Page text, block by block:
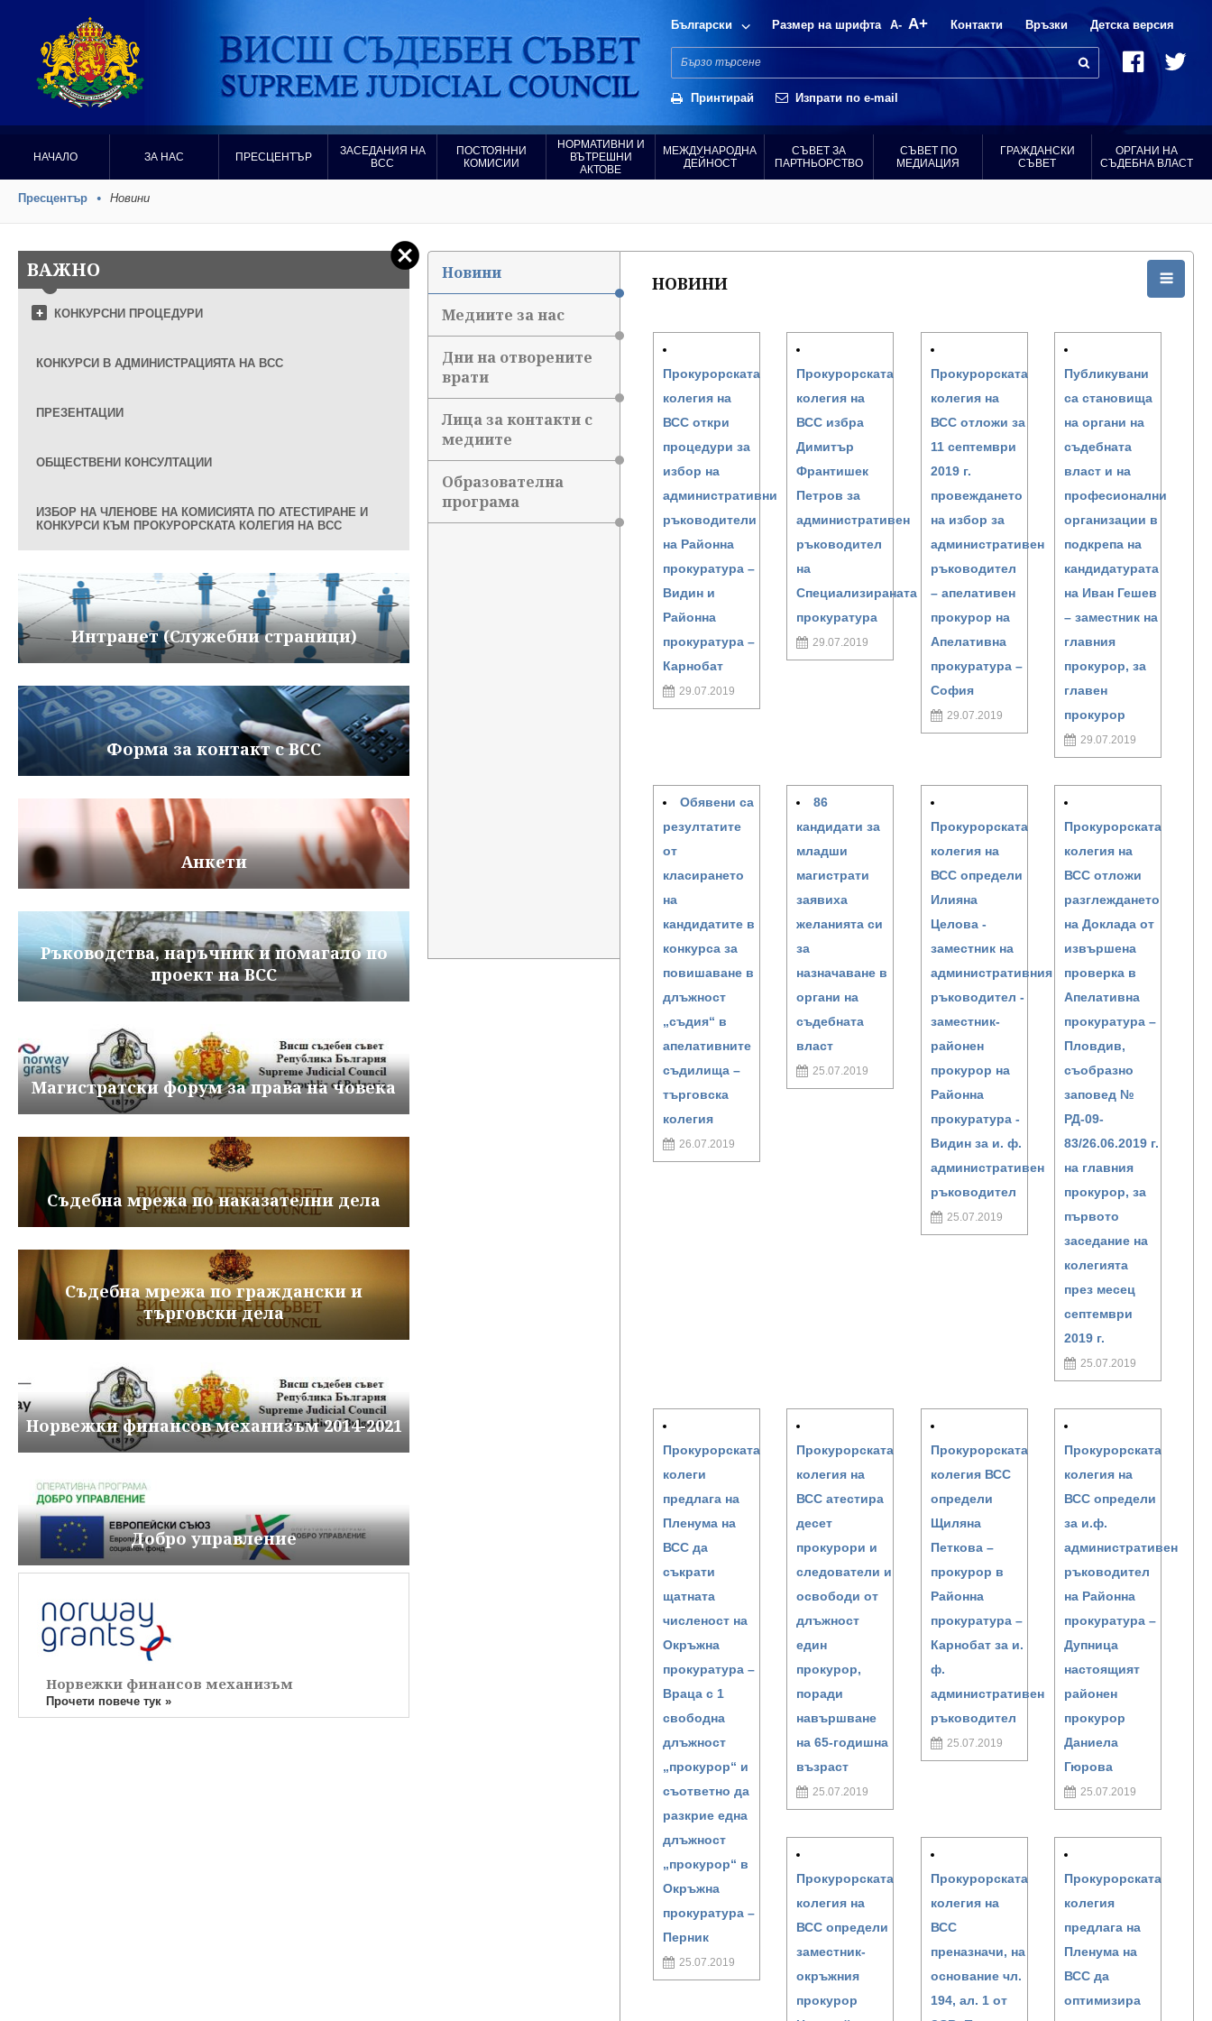
Български Размер на шрифта A- A+ Контакти Връзки Детска версия
Принтирай Изпрати по e-mail
НАЧАЛО ЗА НАС ПРЕСЦЕНТЪР
ЗАСЕДАНИЯ НА
ВСС
ПОСТОЯННИ
КОМИСИИ
НОРМАТИВНИ И
ВЪТРЕШНИ
АКТОВЕ
МЕЖДУНАРОДНА
ДЕЙНОСТ
СЪВЕТ ЗА
ПАРТНЬОРСТВО
СЪВЕТ ПО
МЕДИАЦИЯ
ГРАЖДАНСКИ
СЪВЕТ
ОРГАНИ НА
СЪДЕБНА ВЛАСТ
Пресцентър Новини
ВАЖНО
КОНКУРСНИ ПРОЦЕДУРИ
КОНКУРСИ В АДМИНИСТРАЦИЯТА НА ВСС
ПРЕЗЕНТАЦИИ
ОБЩЕСТВЕНИ КОНСУЛТАЦИИ
ИЗБОР НА ЧЛЕНОВЕ НА КОМИСИЯТА ПО АТЕСТИРАНЕ И
КОНКУРСИ КЪМ ПРОКУРОРСКАТА КОЛЕГИЯ НА ВСС
Интранет (Служебни страници)
Форма за контакт с ВСС
Анкети
Ръководства, наръчник и помагало по
проект на ВСС
Магистратски форум за права на човека
Съдебна мрежа по наказателни дела
Съдебна мрежа по граждански и
търговски дела
Норвежки финансов механизъм 2014-2021
Добро управление
Норвежки финансов механизъм
Прочети повече тук »
Новини
Медиите за нас
Дни на отворените
врати
Лица за контакти с
медиите
Образователна
програма
НОВИНИ
Прокурорската
колегия на
ВСС откри
процедури за
избор на
административни
ръководители
на Районна
прокуратура –
Видин и
Районна
прокуратура –
Карнобат
29.07.2019
Прокурорската
колегия на
ВСС избра
Димитър
Франтишек
Петров за
административен
ръководител
на
Специализираната
прокуратура
29.07.2019
Прокурорската
колегия на
ВСС отложи за
11 септември
2019 г.
провеждането
на избор за
административен
ръководител
– апелативен
прокурор на
Апелативна
прокуратура –
София
29.07.2019
Публикувани
са становища
на органи на
съдебната
власт и на
професионални
организации в
подкрепа на
кандидатурата
на Иван Гешев
– заместник на
главния
прокурор, за
главен
прокурор
29.07.2019
Обявени са
резултатите
от
класирането
на
кандидатите в
конкурса за
повишаване в
длъжност
„съдия“ в
апелативните
съдилища –
търговска
колегия
26.07.2019
86
кандидати за
младши
магистрати
заявиха
желанията си
за
назначаване в
органи на
съдебната
власт
25.07.2019
Прокурорската
колегия на
ВСС определи
Илияна
Целова -
заместник на
административния
ръководител -
заместник-
районен
прокурор на
Районна
прокуратура -
Видин за и. ф.
административен
ръководител
25.07.2019
Прокурорската
колегия на
ВСС отложи
разглеждането
на Доклада от
извършена
проверка в
Апелативна
прокуратура –
Пловдив,
съобразно
заповед №
РД-09-
83/26.06.2019 г.
на главния
прокурор, за
първото
заседание на
колегията
през месец
септември
2019 г.
25.07.2019
Прокурорската
колеги
предлага на
Пленума на
ВСС да
съкрати
щатната
численост на
Окръжна
прокуратура –
Враца с 1
свободна
длъжност
„прокурор“ и
съответно да
разкрие една
длъжност
„прокурор“ в
Окръжна
прокуратура –
Перник
25.07.2019
Прокурорската
колегия на
ВСС атестира
десет
прокурори и
следователи и
освободи от
длъжност
един
прокурор,
поради
навършване
на 65-годишна
възраст
25.07.2019
Прокурорската
колегия ВСС
определи
Щиляна
Петкова –
прокурор в
Районна
прокуратура –
Карнобат за и.
ф.
административен
ръководител
25.07.2019
Прокурорската
колегия на
ВСС определи
за и.ф.
административен
ръководител
на Районна
прокуратура –
Дупница
настоящият
районен
прокурор
Даниела
Гюрова
25.07.2019
Прокурорската
колегия на
ВСС определи
заместник-
окръжния
прокурор
Прокурорската
колегия на
ВСС
преназначи, на
основание чл.
194, ал. 1 от
Прокурорската
колегия
предлага на
Пленума на
ВСС да
оптимизира